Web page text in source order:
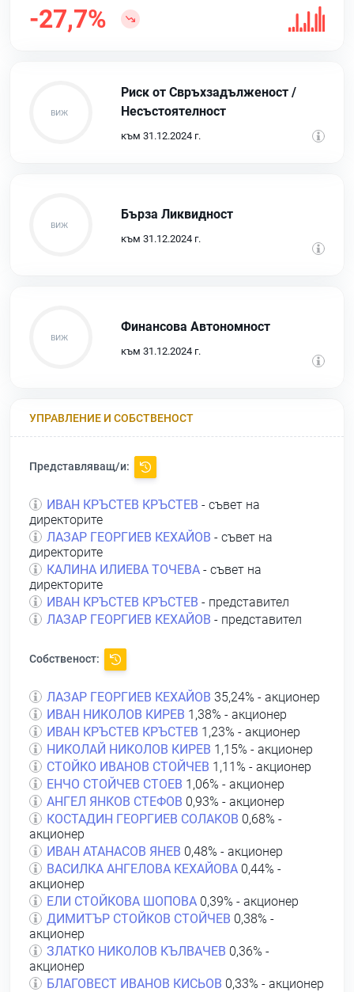
-27,7%
Риск от Свръхзадълженост /
Несъстоятелност
към 31.12.2024 г.
Бърза Ликвидност
към 31.12.2024 г.
Финансова Автономност
към 31.12.2024 г.
УПРАВЛЕНИЕ И СОБСТВЕНОСТ
Представляващ/и:
ИВАН КРЪСТЕВ КРЪСТЕВ - съвет на
директорите
ЛАЗАР ГЕОРГИЕВ КЕХАЙОВ - съвет на
директорите
КАЛИНА ИЛИЕВА ТОЧЕВА - съвет на
директорите
ИВАН КРЪСТЕВ КРЪСТЕВ - представител
ЛАЗАР ГЕОРГИЕВ КЕХАЙОВ - представител
Собственост:
ЛАЗАР ГЕОРГИЕВ КЕХАЙОВ 35,24% - акционер
ИВАН НИКОЛОВ КИРЕВ 1,38% - акционер
ИВАН КРЪСТЕВ КРЪСТЕВ 1,23% - акционер
НИКОЛАЙ НИКОЛОВ КИРЕВ 1,15% - акционер
СТОЙКО ИВАНОВ СТОЙЧЕВ 1,11% - акционер
ЕНЧО СТОЙЧЕВ СТОЕВ 1,06% - акционер
АНГЕЛ ЯНКОВ СТЕФОВ 0,93% - акционер
КОСТАДИН ГЕОРГИЕВ СОЛАКОВ 0,68% -
акционер
ИВАН АТАНАСОВ ЯНЕВ 0,48% - акционер
ВАСИЛКА АНГЕЛОВА КЕХАЙОВА 0,44% -
акционер
ЕЛИ СТОЙКОВА ШОПОВА 0,39% - акционер
ДИМИТЪР СТОЙКОВ СТОЙЧЕВ 0,38% -
акционер
ЗЛАТКО НИКОЛОВ КЪЛВАЧЕВ 0,36% -
акционер
БЛАГОВЕСТ ИВАНОВ КИСЬОВ 0,33% - акционер